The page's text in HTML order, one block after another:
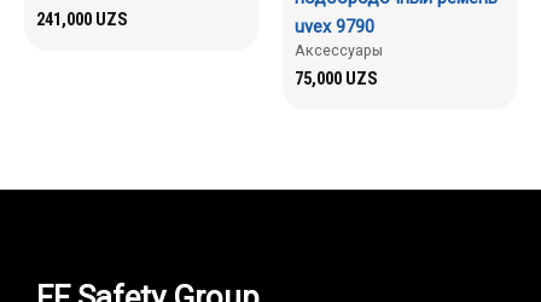
241,000 UZS
uvex 9790
Аксессуары
75,000 UZS